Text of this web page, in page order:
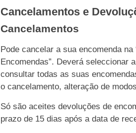
Cancelamentos e
Cancelamentos
Pode cancelar a sua encomenda
Encomendas”. Deverá seleccionar
consultar todas as suas
o cancelamento, alteração de
Só são aceites devoluções de
prazo de 15 dias após a data de